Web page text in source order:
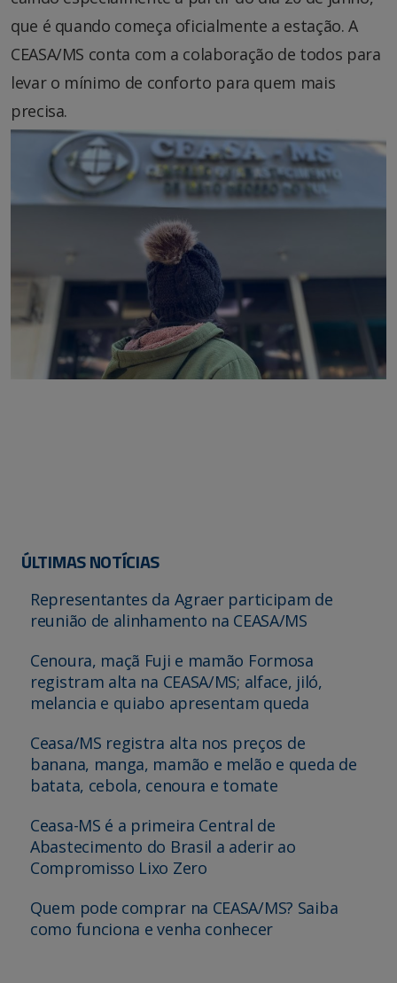
que é quando começa oficialmente a estação. A
CEASA/MS conta com a colaboração de todos para
levar o mínimo de conforto para quem mais
precisa.
ÚLTIMAS NOTÍCIAS
Representantes da Agraer participam de
reunião de alinhamento na CEASA/MS
Cenoura, maçã Fuji e mamão Formosa
registram alta na CEASA/MS; alface, jiló,
melancia e quiabo apresentam queda
Ceasa/MS registra alta nos preços de
banana, manga, mamão e melão e queda de
batata, cebola, cenoura e tomate
Ceasa-MS é a primeira Central de
Abastecimento do Brasil a aderir ao
Compromisso Lixo Zero
Quem pode comprar na CEASA/MS? Saiba
como funciona e venha conhecer